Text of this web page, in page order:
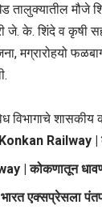
तालुक्यातील मौजे
जे. के. शिंदे व कृषी
मग्रारोहयो
विभागाचे
Konkan Railway |
| कोकणातून
एक्सप्रेसला